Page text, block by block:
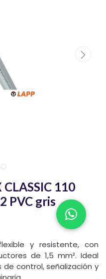
110
PVC gris
flexible y resistente, con
de 1,5 mm². Ideal
control, señalización y